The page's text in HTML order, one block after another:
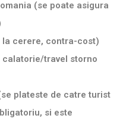
(se poate asigura
cerere, contra-cost)
travel storno
plateste de catre turist
si este